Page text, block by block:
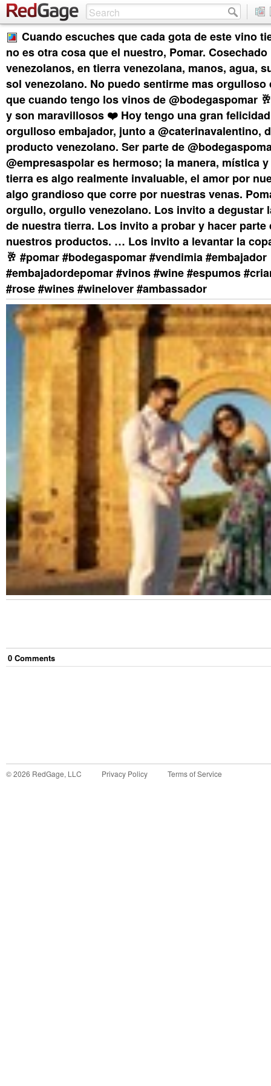
Cuando escuches que cada gota de este vino
no es otra cosa que el nuestro, Pomar.
venezolanos, en tierra venezolana, manos, agua,
sol venezolano. No puedo sentirme mas orgulloso
que cuando tengo los vinos de @bodegaspomar
y son maravillosos ❤️ Hoy tengo una gran
orgulloso embajador, junto a @caterinavalentino,
producto venezolano. Ser parte de
@empresaspolar es hermoso; la manera, mística
tierra es algo realmente invaluable, el amor por
algo grandioso que corre por nuestras venas.
orgullo, orgullo venezolano. Los invito a degustar
de nuestra tierra. Los invito a probar y hacer parte
nuestros productos. … Los invito a levantar la
🥂 #pomar #bodegaspomar #vendimia #embajador
#embajadordepomar #vinos #wine #espumos
#rose #wines #winelover #ambassador
0 Comments
©2026 RedGage, LLC Privacy Policy Terms of Service